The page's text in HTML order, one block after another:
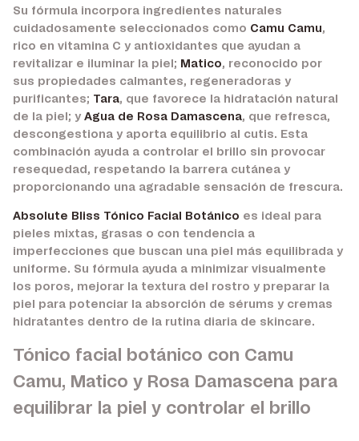
Su fórmula incorpora ingredientes naturales
cuidadosamente seleccionados como Camu Camu,
rico en vitamina C y antioxidantes que ayudan a
revitalizar e iluminar la piel; Matico, reconocido por
sus propiedades calmantes, regeneradoras y
purificantes; Tara, que favorece la hidratación natural
de la piel; y Agua de Rosa Damascena, que refresca,
descongestiona y aporta equilibrio al cutis. Esta
combinación ayuda a controlar el brillo sin provocar
resequedad, respetando la barrera cutánea y
proporcionando una agradable sensación de frescura.
Absolute Bliss Tónico Facial Botánico es ideal para
pieles mixtas, grasas o con tendencia a
imperfecciones que buscan una piel más equilibrada y
uniforme. Su fórmula ayuda a minimizar visualmente
los poros, mejorar la textura del rostro y preparar la
piel para potenciar la absorción de sérums y cremas
hidratantes dentro de la rutina diaria de skincare.
Tónico facial botánico con Camu
Camu, Matico y Rosa Damascena para
equilibrar la piel y controlar el brillo